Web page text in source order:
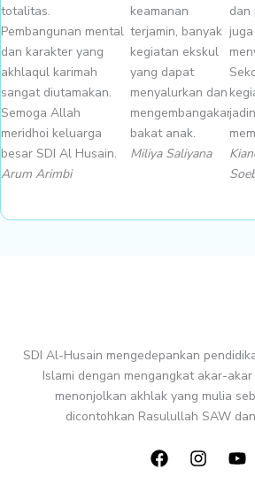
totalitas.
Pembangunan mental
dan karakter yang
akhlaqul karimah
sangat diutamakan.
Semoga Allah
meridhoi keluarga
besar SDI Al Husain.
Arum Arimbi
keamanan
terjamin, banyak
kegiatan ekskul
yang dapat
menyalurkan dan
mengembangakan
bakat anak.
Miliya Saliyana
dan
SDI Al-Husain mengedepankan
Islami dengan mengangkat akar-
menonjolkan akhlak yang mulia
dicontohkan Rasulullah SAW